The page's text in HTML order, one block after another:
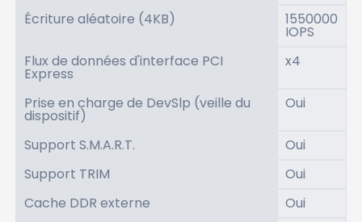
Écriture aléatoire (4KB) 1550000
IOPS
Flux de données d'interface PCI
Express
x4
Prise en charge de DevSlp (veille du
dispositif)
Oui
Support S.M.A.R.T.
Oui
Support TRIM
Oui
Cache DDR externe
Oui